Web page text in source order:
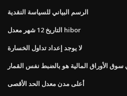
الرسم البياني للسياسة النقدية
التاريخ 12 شهر معدل hibor
لا يوجد إعداد تداول الخسارة
سوق الأوراق المالية هو بالضبط نفس القمار
أعلى مدن معدل الحد الأقصى